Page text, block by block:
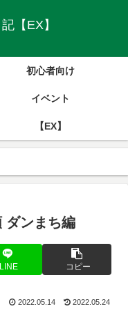
【EX】
初心者向け
イベント
【EX】
ダンまち編
LINE コピー
2022.05.14 2022.05.24